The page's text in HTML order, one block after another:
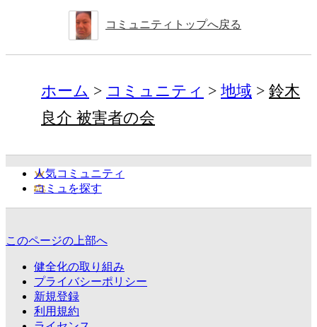
コミュニティトップへ戻る
ホーム コミュニティ 地域
鈴木
良介 被害者の会
人気コミュニティ
コミュを探す
このページの上部へ
健全化の取り組み
プライバシーポリシー
新規登録
利用規約